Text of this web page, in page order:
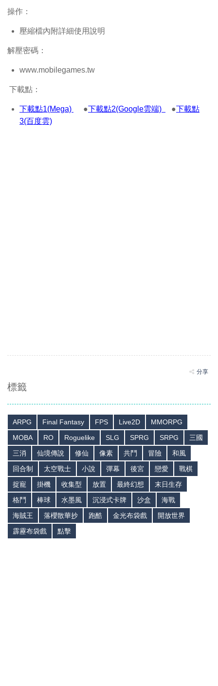
操作：
壓縮檔內附詳細使用說明
解壓密碼：
www.mobilegames.tw
下載點：
下載點1(Mega) ●下載點2(Google雲端) ●下載點
3(百度雲)
分享
標籤
ARPG Final Fantasy FPS Live2D
MMORPG
MOBA
RO Roguelike SLG SPRG SRPG
三國
三消
仙境傳說 修仙 像素 共鬥 冒險
和風
回合制
太空戰士 小說 彈幕 後宮 戀愛
戰棋
捉寵
掛機 收集型 放置 最終幻想
末日生存
格鬥
棒球 水墨風 沉浸式卡牌 沙盒
海戰
海賊王
落櫻散華抄 跑酷 金光布袋戲
開放世界
霹靂布袋戲
點擊